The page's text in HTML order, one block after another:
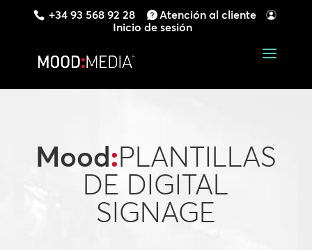
+34 93 568 92 28
Atención al cliente
Inicio de sesión
Mood:PLANTILLAS
DE DIGITAL
SIGNAGE